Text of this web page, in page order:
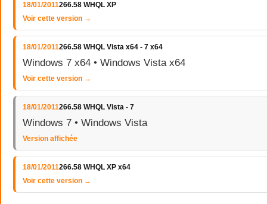
18/01/2011266.58 WHQL XP
Voir cette version →
18/01/2011266.58 WHQL Vista x64 - 7 x64
Windows 7 x64 • Windows Vista x64
Voir cette version →
18/01/2011266.58 WHQL Vista - 7
Windows 7 • Windows Vista
Version affichée
18/01/2011266.58 WHQL XP x64
Voir cette version →